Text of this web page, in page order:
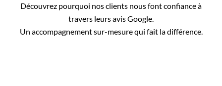
Découvrez pourquoi nos clients nous font confiance à
travers leurs avis Google.
Un accompagnement sur-mesure qui fait la différence.